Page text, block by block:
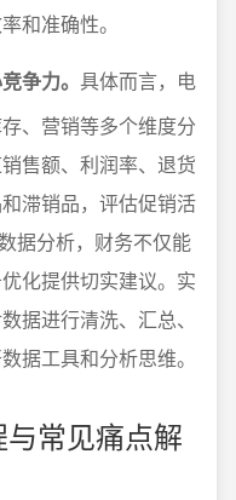
和准确性。
争力。 具体而言，电
、营销等多个维度分
售额、利润率、退货
滞销品，评估促销活
据分析，财务不仅能
化提供切实建议。实
据进行清洗、汇总、
据工具和分析思维。
常见痛点解